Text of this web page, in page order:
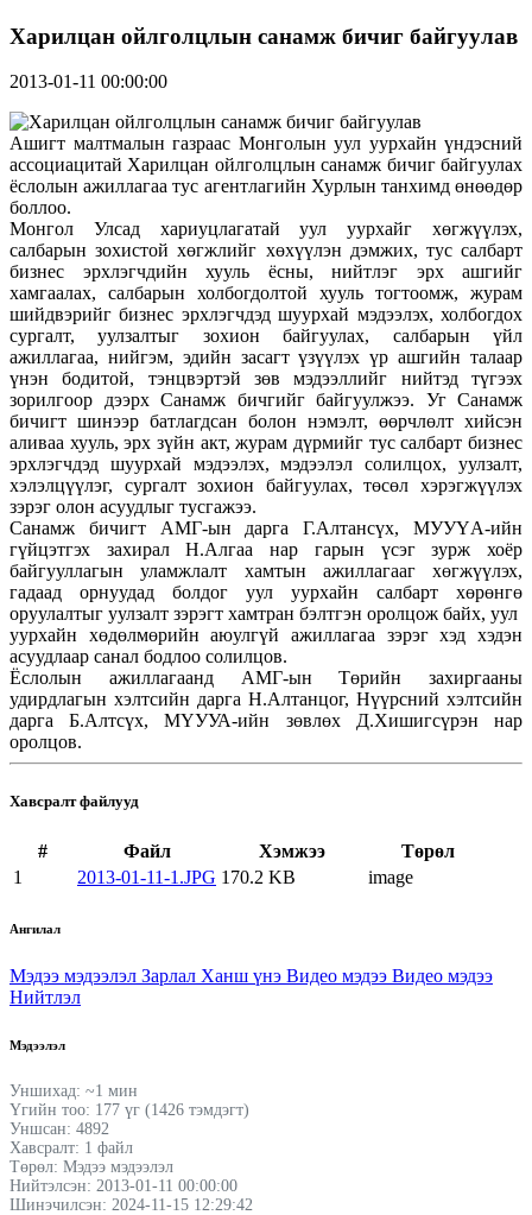
Харилцан ойлголцлын санамж бичиг байгуулав
2013-01-11 00:00:00
Ашигт малтмалын газраас Монголын уул уурхайн үндэсний
ассоциацитай Харилцан ойлголцлын санамж бичиг байгуулах
ёслолын ажиллагаа тус агентлагийн Хурлын танхимд өнөөдөр
боллоо.
Монгол Улсад хариуцлагатай уул уурхайг хөгжүүлэх,
салбарын зохистой хөгжлийг хөхүүлэн дэмжих, тус салбарт
бизнес эрхлэгчдийн хууль ёсны, нийтлэг эрх ашгийг
хамгаалах, салбарын холбогдолтой хууль тогтоомж, журам
шийдвэрийг бизнес эрхлэгчдэд шуурхай мэдээлэх, холбогдох
сургалт, уулзалтыг зохион байгуулах, салбарын үйл
ажиллагаа, нийгэм, эдийн засагт үзүүлэх үр ашгийн талаар
үнэн бодитой, тэнцвэртэй зөв мэдээллийг нийтэд түгээх
зорилгоор дээрх Санамж бичгийг байгуулжээ. Уг Санамж
бичигт шинээр батлагдсан болон нэмэлт, өөрчлөлт хийсэн
аливаа хууль, эрх зүйн акт, журам дүрмийг тус салбарт бизнес
эрхлэгчдэд шуурхай мэдээлэх, мэдээлэл солилцох, уулзалт,
хэлэлцүүлэг, сургалт зохион байгуулах, төсөл хэрэгжүүлэх
зэрэг олон асуудлыг тусгажээ.
Санамж бичигт АМГ-ын дарга Г.Алтансүх, МУУҮА-ийн
гүйцэтгэх захирал Н.Алгаа нар гарын үсэг зурж хоёр
байгууллагын уламжлалт хамтын ажиллагааг хөгжүүлэх,
гадаад орнуудад болдог уул уурхайн салбарт хөрөнгө
оруулалтыг уулзалт зэрэгт хамтран бэлтгэн оролцож байх, уул
уурхайн хөдөлмөрийн аюулгүй ажиллагаа зэрэг хэд хэдэн
асуудлаар санал бодлоо солилцов.
Ёслолын ажиллагаанд АМГ-ын Төрийн захиргааны
удирдлагын хэлтсийн дарга Н.Алтанцог, Нүүрсний хэлтсийн
дарга Б.Алтсүх, МҮУУА-ийн зөвлөх Д.Хишигсүрэн нар
оролцов.
Хавсралт файлууд
# Файл Хэмжээ
Төрөл
1
2013-01-11-1.JPG 170.2 KB image
Ангилал
Мэдээ мэдээлэл Зарлал Ханш үнэ Видео мэдээ Видео мэдээ
Нийтлэл
Мэдээлэл
Уншихад: ~1 мин
Үгийн тоо: 177 үг (1426 тэмдэгт)
Уншсан: 4892
Хавсралт: 1 файл
Төрөл: Мэдээ мэдээлэл
Нийтэлсэн: 2013-01-11 00:00:00
Шинэчилсэн: 2024-11-15 12:29:42